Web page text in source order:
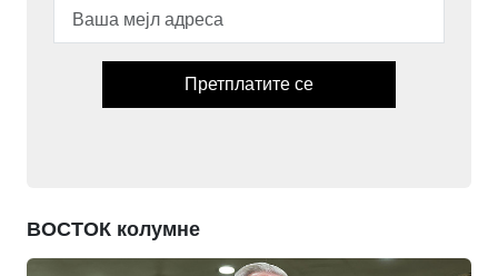
Претплатите се
ВОСТОК колумне